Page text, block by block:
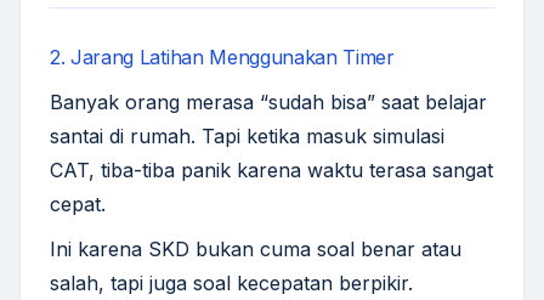
2. Jarang Latihan Menggunakan Timer
Banyak orang merasa “sudah bisa” saat belajar
santai di rumah. Tapi ketika masuk simulasi
CAT, tiba-tiba panik karena waktu terasa sangat
cepat.
Ini karena SKD bukan cuma soal benar atau
salah, tapi juga soal kecepatan berpikir.